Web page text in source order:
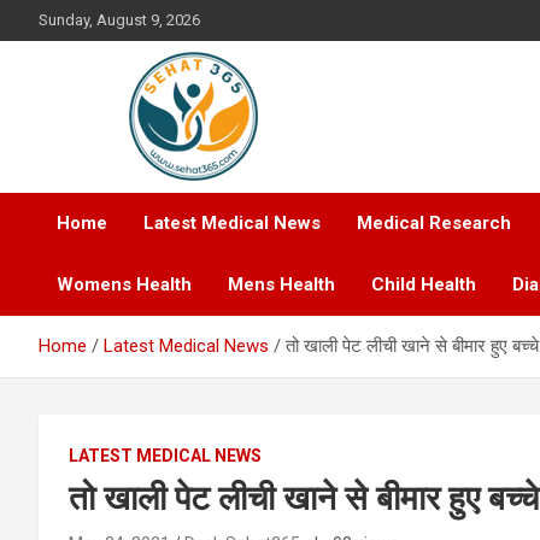
to
Sunday, August 9, 2026
Sehat365
Your's Complete Health Guide
Home
Latest Medical News Medical Research
Womens Health Mens Health Child Health
Home Latest Medical News तो खाली पेट लीची खाने से बीमार हुए बच्चे
LATEST MEDICAL NEWS
तो खाली पेट लीची खाने से बीमार हुए बच्चे